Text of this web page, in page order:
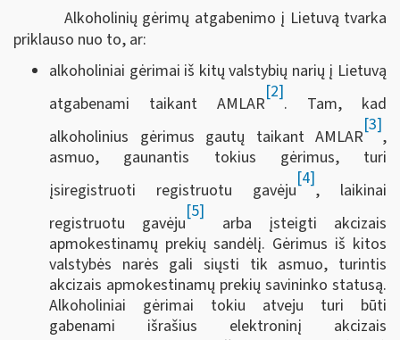
Alkoholinių gėrimų atgabenimo į Lietuvą tvarka
priklauso nuo to, ar:
alkoholiniai gėrimai iš kitų valstybių narių į Lietuvą
atgabenami taikant AMLAR
[2]
. Tam, kad
alkoholinius gėrimus gautų taikant AMLAR
[3]
,
asmuo, gaunantis tokius gėrimus, turi
įsiregistruoti registruotu gavėju
[4]
, laikinai
registruotu gavėju
[5]
arba įsteigti akcizais
apmokestinamų prekių sandėlį. Gėrimus iš kitos
valstybės narės gali siųsti tik asmuo, turintis
akcizais apmokestinamų prekių savininko statusą.
Alkoholiniai gėrimai tokiu atveju turi būti
gabenami išrašius elektroninį akcizais